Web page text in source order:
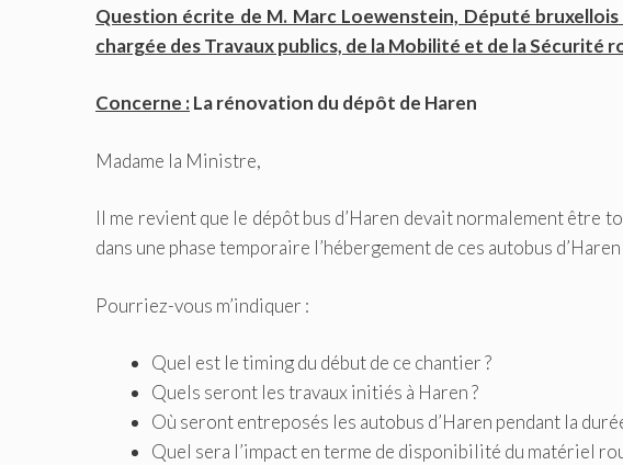
Question écrite de M. Marc Loewenstein, Député bruxellois
chargée des Travaux publics, de la Mobilité et de la Sécurité
Concerne :La rénovation du dépôt de Haren
Madame la Ministre,
Il me revient que le dépôt bus d’Haren devait normalement être
dans une phase temporaire l’hébergement de ces autobus
Pourriez-vous m’indiquer :
Quel est le timing du début de ce chantier ?
Quels seront les travaux initiés à Haren ?
Où seront entreposés les autobus d’Haren pendant la
Quel sera l’impact en terme de disponibilité du matériel